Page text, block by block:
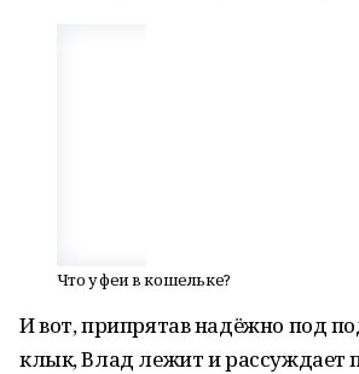
Что у феи в кошельке?
И вот, припрятав надёжно под
клык, Влад лежит и рассуждает